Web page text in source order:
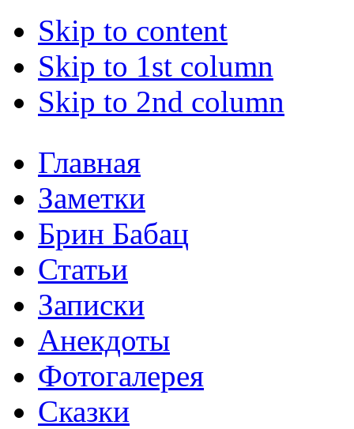
Skip to content
Skip to 1st column
Skip to 2nd column
Главная
Заметки
Брин Бабац
Статьи
Записки
Анекдоты
Фотогалерея
Сказки